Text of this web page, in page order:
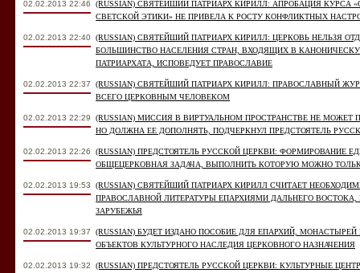
02.02.2013 22:46
(RUSSIAN) СВЯТЕЙШИЙ ПАТРИАРХ КИРИЛЛ: АПРОБАЦИЯ КУРСА
СВЕТСКОЙ ЭТИКИ» НЕ ПРИВЕЛА К РОСТУ КОНФЛИКТНЫХ
02.02.2013 22:40 (RUSSIAN) СВЯТЕЙШИЙ ПАТРИАРХ КИРИЛЛ: ЦЕРКОВЬ НЕЛЬЗЯ
БОЛЬШИНСТВО НАСЕЛЕНИЯ СТРАН, ВХОДЯЩИХ В
ПАТРИАРХАТА, ИСПОВЕДУЕТ ПРАВОСЛАВИЕ
02.02.2013 22:37
(RUSSIAN) СВЯТЕЙШИЙ ПАТРИАРХ КИРИЛЛ: ПРАВОСЛАВНЫЙ
ВСЕГО ЦЕРКОВНЫМ ЧЕЛОВЕКОМ
02.02.2013 22:29
(RUSSIAN) МИССИЯ В ВИРТУАЛЬНОМ ПРОСТРАНСТВЕ НЕ
НО ДОЛЖНА ЕЕ ДОПОЛНЯТЬ, ПОДЧЕРКНУЛ ПРЕДСТОЯТЕЛЬ
02.02.2013 22:26
(RUSSIAN) ПРЕДСТОЯТЕЛЬ РУССКОЙ ЦЕРКВИ: ФОРМИРОВАНИЕ
ОБЩЕЦЕРКОВНАЯ ЗАДАЧА, ВЫПОЛНИТЬ КОТОРУЮ МОЖНО
02.02.2013 19:53
(RUSSIAN) СВЯТЕЙШИЙ ПАТРИАРХ КИРИЛЛ СЧИТАЕТ
ПРАВОСЛАВНОЙ ЛИТЕРАТУРЫ ЕПАРХИЯМИ ДАЛЬНЕГО ВОСТОКА,
ЗАРУБЕЖЬЯ
02.02.2013 19:37
(RUSSIAN) БУДЕТ ИЗДАНО ПОСОБИЕ ДЛЯ ЕПАРХИЙ,
ОБЪЕКТОВ КУЛЬТУРНОГО НАСЛЕДИЯ ЦЕРКОВНОГО НАЗНАЧЕНИЯ
02.02.2013 19:32
(RUSSIAN) ПРЕДСТОЯТЕЛЬ РУССКОЙ ЦЕРКВИ: КУЛЬТУРНЫЕ